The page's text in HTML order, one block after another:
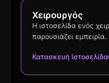
Χειρουργός
Η ιστοσελίδα ενός
παρουσιάζει εμπειρία.
Κατασκευή